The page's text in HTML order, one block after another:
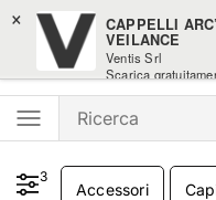
× CAPPELLI
VEILANCE
Ventis Srl
Scarica
Ventis - L'e-
3
Accessori